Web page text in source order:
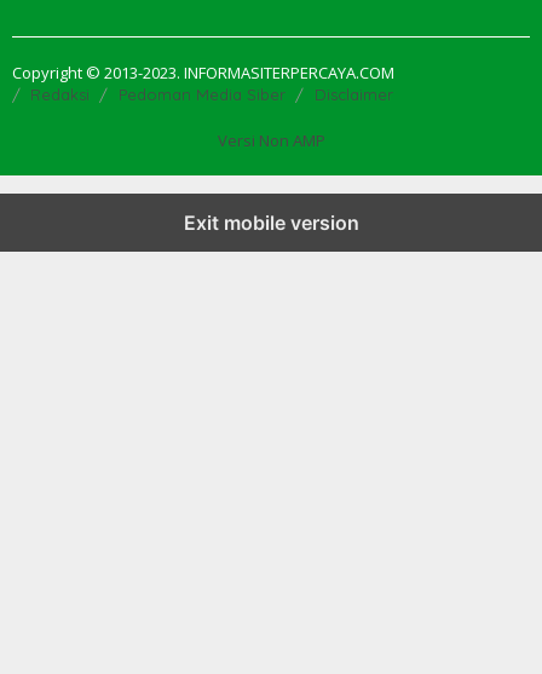
Copyright © 2013-2023. INFORMASITERPERCAYA.COM
Redaksi Pedoman Media Siber Disclaimer
Versi Non AMP
Exit mobile version